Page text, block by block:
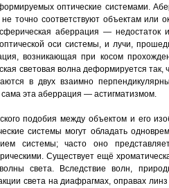
оптические системами.
точно соответствуют объектам или
аберрация — недостаток
оси системы, и лучи,
возникающая при косом
световая волна деформируется так,
в двух взаимно
сама эта аберрация — астигматизмом.
подобия между объектом и его
системы могут обладать
системы; часто оно
Существует ещё
света. Вследствие волн,
света на диафрагмах, оправах